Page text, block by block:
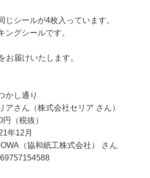
じシールが4枚入っています。
ングシールです。
お届けいたします。
かし通り
さん（株式会社セリア さん）
税抜）
年12月
（協和紙工株式会社） さん